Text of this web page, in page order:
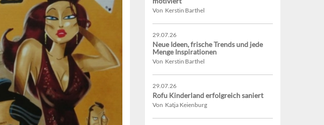
Von Kerstin Barthel
29.07.26
Neue Ideen, frische Trends und jede
Menge Inspirationen
Von Kerstin Barthel
29.07.26
Rofu Kinderland erfolgreich saniert
Von Katja Keienburg